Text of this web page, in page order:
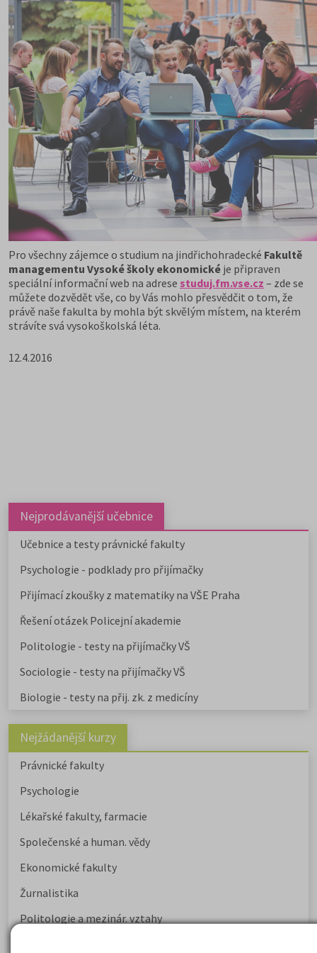
Pro všechny zájemce o studium na jindřichohradecké Fakultě
managementu Vysoké školy ekonomické je připraven
speciální informační web na adrese studuj.fm.vse.cz – zde se
můžete dozvědět vše, co by Vás mohlo přesvědčit o tom, že
právě naše fakulta by mohla být skvělým místem, na kterém
strávíte svá vysokoškolská léta.
12.4.2016
Nejprodávanější učebnice
Učebnice a testy právnické fakulty
Psychologie - podklady pro přijímačky
Přijímací zkoušky z matematiky na VŠE Praha
Řešení otázek Policejní akademie
Politologie - testy na přijímačky VŠ
Sociologie - testy na přijímačky VŠ
Biologie - testy na přij. zk. z medicíny
Nejžádanější kurzy
Právnické fakulty
Psychologie
Lékařské fakulty, farmacie
Společenské a human. vědy
Ekonomické fakulty
Žurnalistika
Politologie a mezinár. vztahy